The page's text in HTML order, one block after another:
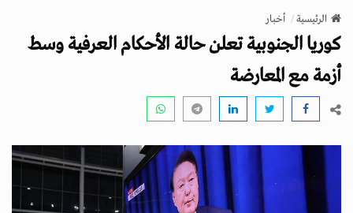
v
g
a
n
الرئيسية أخبار
كوريا الجنوبية تعلن حالة الأحكام العرفية وسط
أزمة مع المعارضة